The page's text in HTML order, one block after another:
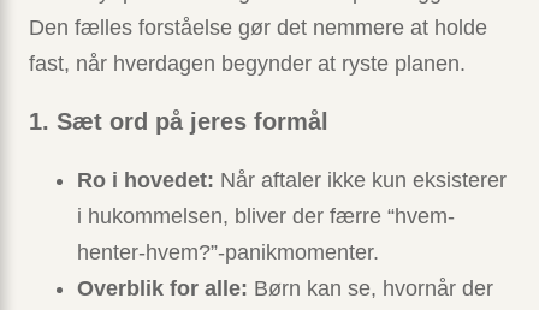
Den fælles forståelse gør det nemmere at holde
fast, når hverdagen begynder at ryste planen.
1. Sæt ord på jeres formål
Ro i hovedet: Når aftaler ikke kun eksisterer
i hukommelsen, bliver der færre “hvem-
henter-hvem?”-panik­momenter.
Overblik for alle: Børn kan se, hvornår der